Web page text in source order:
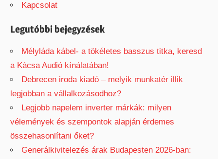
r
Kapcsolat
Legutóbbi bejegyzések
Mélyláda kábel- a tökéletes basszus titka, keresd
a Kácsa Audió kínálatában!
Debrecen iroda kiadó – melyik munkatér illik
legjobban a vállalkozásodhoz?
Legjobb napelem inverter márkák: milyen
vélemények és szempontok alapján érdemes
összehasonlítani őket?
Generálkivitelezés árak Budapesten 2026-ban: